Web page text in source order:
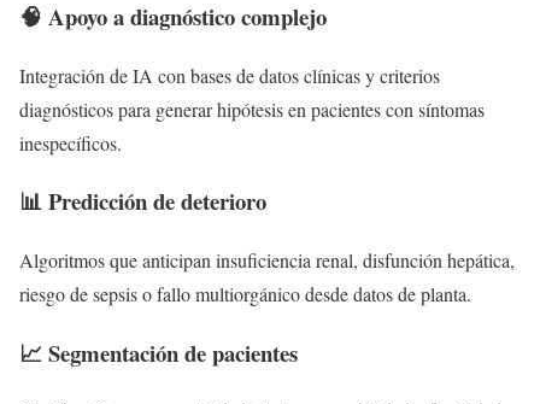
🧠 Apoyo a diagnóstico complejo
Integración de IA con bases de datos clínicas y criterios
diagnósticos para generar hipótesis en pacientes con síntomas
inespecíficos.
📊 Predicción de deterioro
Algoritmos que anticipan insuficiencia renal, disfunción hepática,
riesgo de sepsis o fallo multiorgánico desde datos de planta.
📈 Segmentación de pacientes